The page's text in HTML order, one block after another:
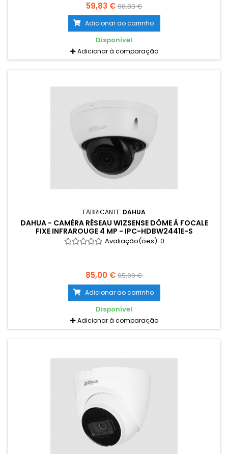
59,83 €90,83 €
Adicionar ao carrinho
Disponível
Adicionar à comparação
FABRICANTE: DAHUA
DAHUA - CAMÉRA RÉSEAU WIZSENSE DÔME À FOCALE
FIXE INFRAROUGE 4 MP - IPC-HDBW2441E-S
Avaliação(ões): 0
85,00 € 95,00 €
Adicionar ao carrinho
Disponível
Adicionar à comparação